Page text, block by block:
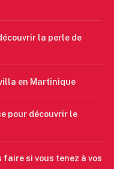
la perle de
en Martinique
pour découvrir le
faire si vous tenez à vos